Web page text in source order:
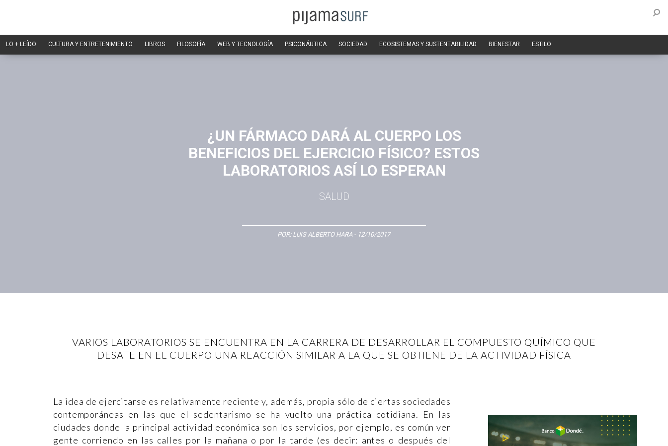
LO + LEÍDO CULTURA Y ENTRETENIMIENTO LIBROS FILOSOFÍA WEB Y TECNOLOGÍA PSICONÁUTICA SOCIEDAD ECOSISTEMAS Y SUSTENTABILIDAD BIENESTAR ESTILO
¿UN FÁRMACO DARÁ AL CUERPO LOS
BENEFICIOS DEL EJERCICIO FÍSICO? ESTOS
LABORATORIOS ASÍ LO ESPERAN
SALUD
POR: LUIS ALBERTO HARA - 12/10/2017
VARIOS LABORATORIOS SE ENCUENTRA EN LA CARRERA DE DESARROLLAR EL COMPUESTO QUÍMICO QUE
DESATE EN EL CUERPO UNA REACCIÓN SIMILAR A LA QUE SE OBTIENE DE LA ACTIVIDAD FÍSICA
La idea de ejercitarse es relativamente reciente y, además, propia sólo de ciertas sociedades
contemporáneas en las que el sedentarismo se ha vuelto una práctica cotidiana. En las
ciudades donde la principal actividad económica son los servicios, por ejemplo, es común ver
gente corriendo en las calles por la mañana o por la tarde (es decir: antes o después del